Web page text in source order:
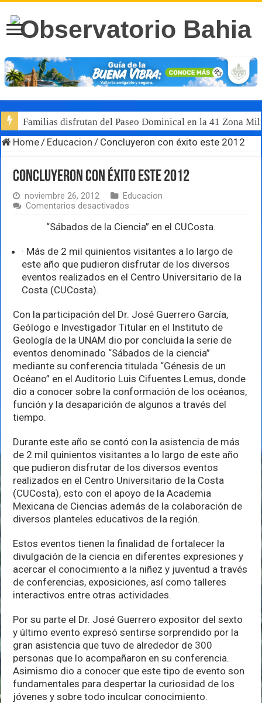
Familias disfrutan del Paseo Dominical en la 41 Zona
Home / Educacion / Concluyeron con éxito este 2012
Concluyeron con éxito este 2012
noviembre 26, 2012
Educacion
Comentarios desactivados
con
2012
“Sábados de la Ciencia” en el CUCosta.
· Más de 2 mil quinientos visitantes a lo largo de
este año que pudieron disfrutar de los diversos
eventos realizados en el Centro Universitario de la
Costa (CUCosta).
Con la participación del Dr. José Guerrero García,
Geólogo e Investigador Titular en el Instituto de
Geología de la UNAM dio por concluida la serie de
eventos denominado “Sábados de la ciencia”
mediante su conferencia titulada “Génesis de un
Océano” en el Auditorio Luis Cifuentes Lemus, donde
dio a conocer sobre la conformación de los océanos,
función y la desaparición de algunos a través del
tiempo.
Durante este año se contó con la asistencia de más
de 2 mil quinientos visitantes a lo largo de este año
que pudieron disfrutar de los diversos eventos
realizados en el Centro Universitario de la Costa
(CUCosta), esto con el apoyo de la Academia
Mexicana de Ciencias además de la colaboración de
diversos planteles educativos de la región.
Estos eventos tienen la finalidad de fortalecer la
divulgación de la ciencia en diferentes expresiones y
acercar el conocimiento a la niñez y juventud a través
de conferencias, exposiciones, así como talleres
interactivos entre otras actividades.
Por su parte el Dr. José Guerrero expositor del sexto
y último evento expresó sentirse sorprendido por la
gran asistencia que tuvo de alrededor de 300
personas que lo acompañaron en su conferencia.
Asimismo dio a conocer que este tipo de evento son
fundamentales para despertar la curiosidad de los
jóvenes y sobre todo inculcar conocimiento.